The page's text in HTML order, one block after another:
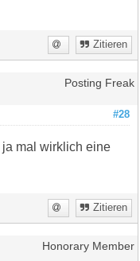
Zitieren
Posting Freak
#28
ja mal wirklich eine
Zitieren
Honorary Member